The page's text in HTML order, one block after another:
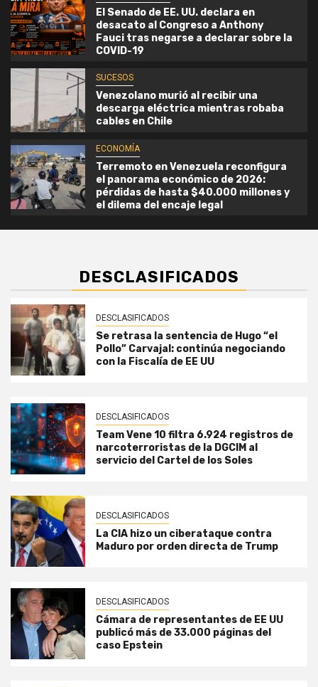
El Senado de EE. UU. declara en
desacato al Congreso a Anthony
Fauci tras negarse a declarar sobre la
COVID-19
SUCESOS
Venezolano murió al recibir una
descarga eléctrica mientras robaba
cables en Chile
ECONOMÍA
Terremoto en Venezuela reconfigura
el panorama económico de 2026:
pérdidas de hasta $40.000 millones y
el dilema del encaje legal
DESCLASIFICADOS
DESCLASIFICADOS
Se retrasa la sentencia de Hugo “el
Pollo” Carvajal: continúa negociando
con la Fiscalía de EE UU
DESCLASIFICADOS
Team Vene 10 filtra 6.924 registros de
narcoterroristas de la DGCIM al
servicio del Cartel de los Soles
DESCLASIFICADOS
La CIA hizo un ciberataque contra
Maduro por orden directa de Trump
DESCLASIFICADOS
Cámara de representantes de EE UU
publicó más de 33.000 páginas del
caso Epstein